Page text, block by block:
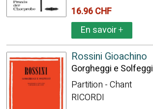
16.96 CHF
En savoir+
Rossini Gioachino
Gorgheggi e Solfeggi
Partition - Chant
RICORDI